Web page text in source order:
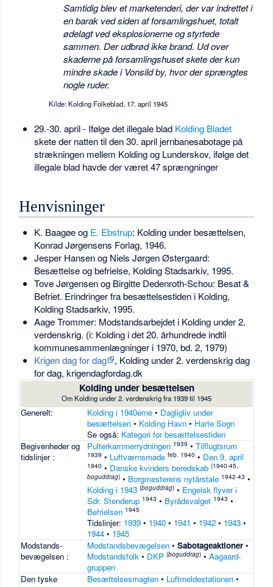
Samtidig blev et marketenderi, der var indrettet i
en barak ved siden af forsamlingshuet, totalt
ødelagt ved eksplosionerne og styrtede
sammen. Der udbrød ikke brand. Ud over
skaderne på forsamlingshuset skete der kun
mindre skade i Vonsild by, hvor der sprængtes
nogle ruder.
Kilde: Kolding Folkeblad, 17. april 1945
29.-30. april - Ifølge det illegale blad Kolding Bladet
skete der natten til den 30. april jernbanesabotage på
strækningen mellem Kolding og Lunderskov, ifølge det
illegale blad havde der været 47 sprængninger
Henvisninger
K. Baagøe og E. Ebstrup: Kolding under besættelsen,
Konrad Jørgensens Forlag, 1946.
Jesper Hansen og Niels Jørgen Østergaard:
Besættelse og befrielse, Kolding Stadsarkiv, 1995.
Tove Jørgensen og Birgitte Dedenroth-Schou: Besat &
Befriet. Erindringer fra besættelsestiden i Kolding,
Kolding Stadsarkiv, 1995.
Aage Trommer: Modstandsarbejdet i Kolding under 2.
verdenskrig. (i: Kolding i det 20. århundrede indtil
kommunesammenlægninger i 1970, bd. 2, 1979)
Krigen dag for dag
, Kolding under 2. verdenskrig dag
for dag, krigendagfordag.dk
Kolding under besættelsen
Om Kolding under 2. verdenskrig fra 1939 til 1945
Generelt: Kolding i 1940erne • Dagligliv under
besættelsen • Kolding Havn • Harte Sogn
Se også: Kategori for besættelsestiden
Begivenheder og
tidslinjer :
Pulterkammerrydningen 1939 •Tilflugtsrum
1939 • Luftværnsmøde feb. 1940 • Den 9. april
1940 • Danske kvinders beredskab (1940-45,
boguddrag) • Borgmesterens nytårstale 1942-43 •
Kolding i 1943 (boguddrag) • Engelsk flyver i
Sdr. Stenderup 1943 • Byrådsvalget 1943 •
Befrielsen 1945
Tidslinjer: 1939 • 1940 • 1941 • 1942 • 1943 •
1944 • 1945
Modstands-
bevægelsen :
Modstandsbevægelsen •Sabotageaktioner •
Modstandsfolk • DKP (boguddrag) •Aagaard-
gruppen
Den tyske
Besættelsesmagten • Luftmeldestationen •